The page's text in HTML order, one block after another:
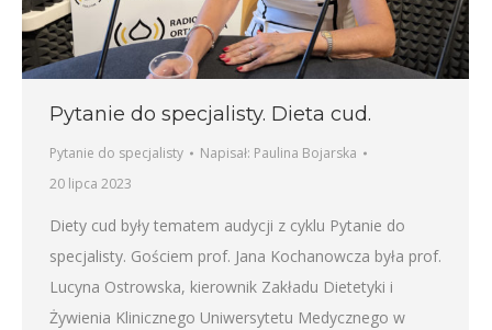
Pytanie do specjalisty. Dieta cud.
Pytanie do specjalisty Napisał: Paulina Bojarska
20 lipca 2023
Diety cud były tematem audycji z cyklu Pytanie do
specjalisty. Gościem prof. Jana Kochanowcza była prof.
Lucyna Ostrowska, kierownik Zakładu Dietetyki i
Żywienia Klinicznego Uniwersytetu Medycznego w